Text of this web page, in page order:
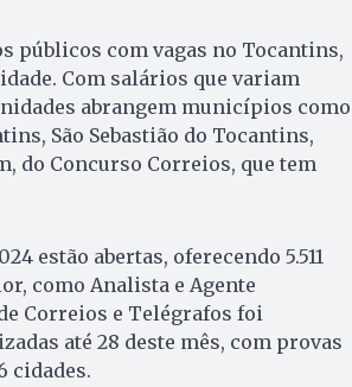
públicos com vagas no Tocantins,
Com salários que variam
abrangem municípios como
São Sebastião do Tocantins,
do Concurso Correios, que tem
estão abertas, oferecendo 5.511
como Analista e Agente
Correios e Telégrafos foi
até 28 deste mês, com provas
cidades.